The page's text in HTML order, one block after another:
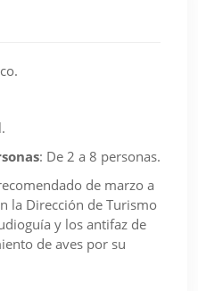
: De 2 a 8 personas.
de marzo a
la Dirección de Turismo
y los antifaz de
de aves por su